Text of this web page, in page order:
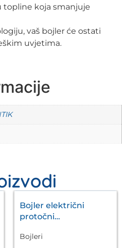
topline koja smanjuje
vaš bojler će ostati
uvjetima.
Bojler električni
protočni
24/8 24kW VAILLANT
Bojleri